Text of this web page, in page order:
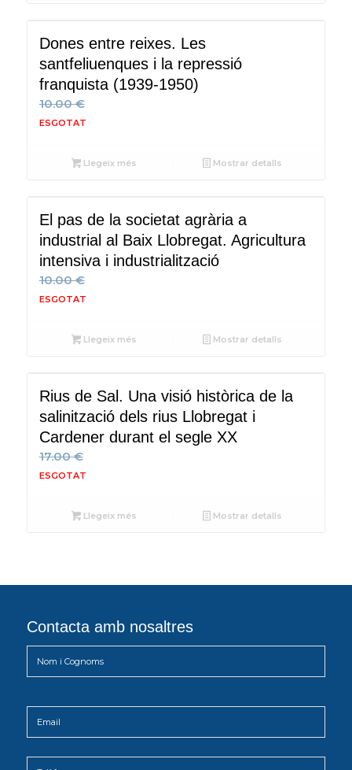
Dones entre reixes. Les
santfeliuenques i la repressió
franquista (1939-1950)
10.00€
Llegeix més Mostrar detalls
El pas de la societat agrària a
industrial al Baix Llobregat. Agricultura
intensiva i industrialització
10.00€
Llegeix més Mostrar detalls
Rius de Sal. Una visió històrica de la
salinització dels rius Llobregat i
Cardener durant el segle XX
17.00€
Llegeix més Mostrar detalls
Contacta amb nosaltres